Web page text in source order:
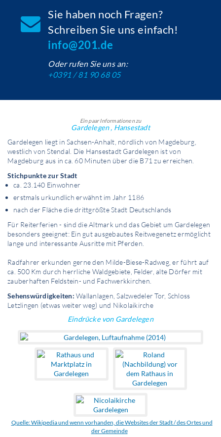
Sie haben noch Fragen?
Schreiben Sie uns einfach!
info@201.de
Oder rufen Sie uns an:
+0391 / 81 90 68 05
Ein paar Informationen zu
Gardelegen , Hansestadt
Gardelegen liegt in Sachsen-Anhalt, nördlich von Magdeburg,
westlich von Stendal. Die Hansestadt Gardelegen ist von
Magdeburg aus in ca. 60 Minuten über die B71 zu erreichen.
Stichpunkte zur Stadt
ca. 23.140 Einwohner
erstmals urkundlich erwähnt im Jahr 1186
nach der Fläche die drittgrößte Stadt Deutschlands
Für Reiterferien - sind die Altmark und das Gebiet um Gardelegen
besonders geeignet: Ein gut ausgebautes Reitwegenetz ermöglicht
lange und interessante Ausritte mit Pferden.
Radfahrer erkunden gerne den Milde-Biese-Radweg, er führt auf
ca. 500 Km durch herrliche Waldgebiete, Felder, alte Dörfer mit
zauberhaften Feldstein- und Fachwerkkirchen.
Sehenswürdigkeiten: Wallanlagen, Salzwedeler Tor, Schloss
Letzlingen (etwas weiter weg) und Nikolaikirche
Eindrücke von Gardelegen
Quelle: Wikipedia und wenn vorhanden, die Websites der Stadt / des Ortes und
der Gemeinde